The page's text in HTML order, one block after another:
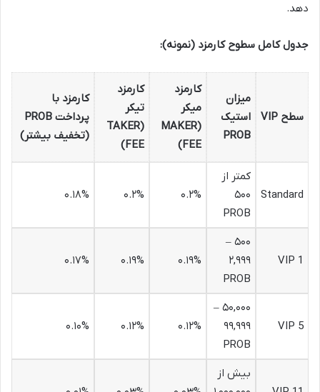
دهد.
جدول کامل سطوح کارمزد (نمونه):
سطح VIP
میزان
استیک
PROB
کارمزد
میکر
(MAKER
FEE)
کارمزد
تیکر
(TAKER
FEE)
کارمزد با
پرداخت PROB
(تخفیف بیشتر)
Standard
کمتر از
۵۰۰
PROB
۰.۲% ۰.۲% ۰.۱۸%
VIP 1
۵۰۰ –
۲,۹۹۹
PROB
۰.۱۹% ۰.۱۹% ۰.۱۷%
VIP 5
۵۰,۰۰۰ –
۹۹,۹۹۹
PROB
۰.۱۲% ۰.۱۲% ۰.۱۰%
بیش از